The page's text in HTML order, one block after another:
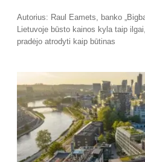
Autorius: Raul Eamets, banko
Lietuvoje būsto kainos kyla taip
pradėjo atrodyti kaip būtinas